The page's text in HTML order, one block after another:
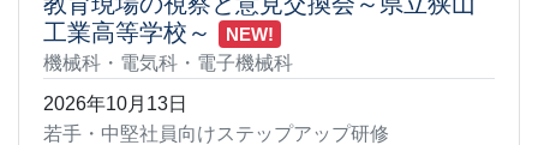
工業高等学校～
NEW!
機械科・電気科・電子機械科
2026年10月13日
若手・中堅社員向けステップアップ研修